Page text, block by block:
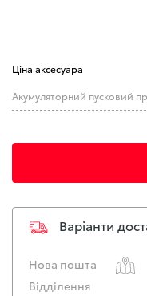
Ціна аксесуара
Варіанти
Нова пошта
Відділення